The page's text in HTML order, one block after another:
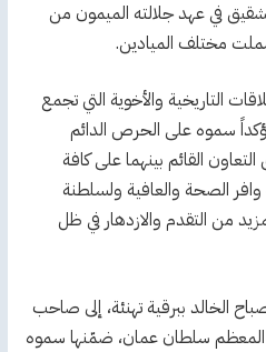
في عهد جلالته الميمون من
مختلف الميادين.
التاريخية والأخوية التي تجمع
سموه على الحرص الدائم
القائم بينهما على كافة
الصحة والعافية ولسلطنة
من التقدم والازدهار في ظل
الخالد ببرقية تهنئة، إلى صاحب
المعظم سلطان عمان، ضمّنها سموه